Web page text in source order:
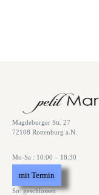
Magdeburger Str. 27
72108 Rottenburg a.N.
Mo-Sa : 10:00 – 18:30
mit Termin
So: geschlossen